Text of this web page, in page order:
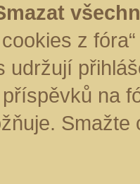
z
udržují
na